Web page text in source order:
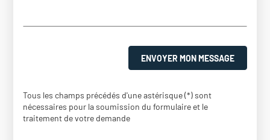
ENVOYER MON MESSAGE
Tous les champs précédés d'une astérisque (*) sont
nécessaires pour la soumission du formulaire et le
traitement de votre demande